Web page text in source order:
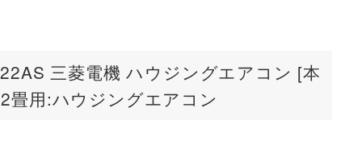
三菱電機 ハウジングエアコン [本
畳用:ハウジングエアコン